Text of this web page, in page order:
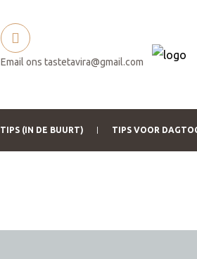
Email ons tastetavira@gmail.com
TIPS (IN DE BUURT) TIPS VOOR